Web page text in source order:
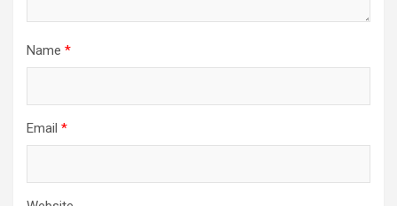
Name *
Email *